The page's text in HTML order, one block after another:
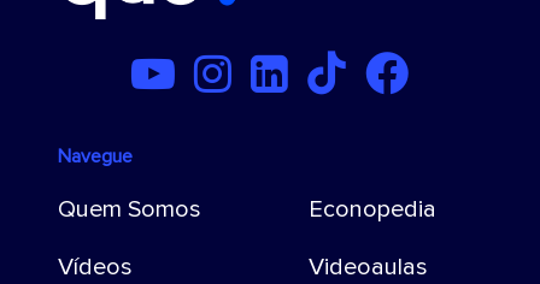
Navegue
Quem Somos
Vídeos
Econopedia
Videoaulas